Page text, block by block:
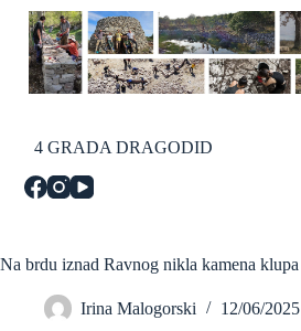
Skip
content
4 GRADA DRAGODID
Na brdu iznad Ravnog nikla kamena klupa
Irina Malogorski 12/06/2025